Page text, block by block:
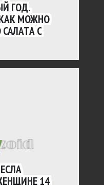
ГОД.
МОЖНО
С
14